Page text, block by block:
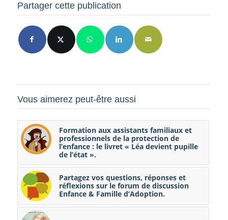
Partager cette publication
Vous aimerez peut-être aussi
Formation aux assistants familiaux et
professionnels de la protection de
l’enfance : le livret « Léa devient pupille
de l’état ».
Partagez vos questions, réponses et
réflexions sur le forum de discussion
Enfance & Famille d’Adoption.